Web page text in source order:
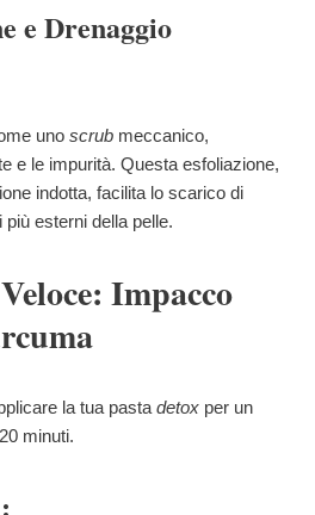
e Drenaggio
uno scrub meccanico,
e le impurità. Questa esfoliazione,
indotta, facilita lo scarico di
esterni della pelle.
Impacco
la tua pasta detox per un
minuti.